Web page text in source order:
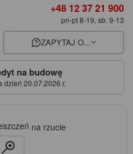
+48 12 37 21 900
pn-pt 8-19, sb. 9-13
ZAPYTAJ O...
na budowę
dzień 20.07.2026 r.
na rzucie